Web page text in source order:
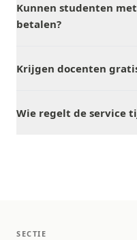
Kunnen studenten
betalen?
Krijgen docenten
Wie regelt de service
SECTIE